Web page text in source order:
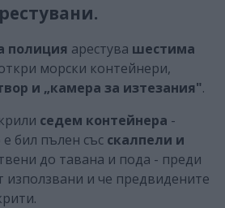
полиция арестува шестима
морски контейнери,
и „камера за изтезания".
седем контейнера -
бил пълен със скалпели и
до тавана и пода - преди
използвани и че предвидените